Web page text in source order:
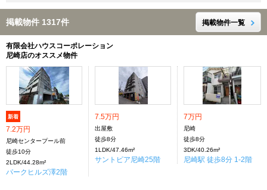
掲載物件 1317件 掲載物件一覧
有限会社ハウスコーポレーション
尼崎店のオススメ物件
新着
7.2万円
尼崎センタープール前
徒歩10分
2LDK/44.28m²
パークヒルズ澤2階
7.5万円
出屋敷
徒歩8分
1LDK/47.46m²
サントピア尼崎25階
7万円
尼崎
徒歩8分
3DK/40.26m²
尼崎駅 徒歩8分 1-2階